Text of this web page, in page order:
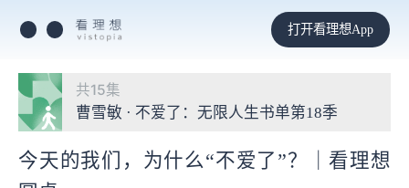
打开看理想App
共15集
曹雪敏 · 不爱了：无限人生书单第18季
今天的我们，为什么“不爱了”？｜看理想